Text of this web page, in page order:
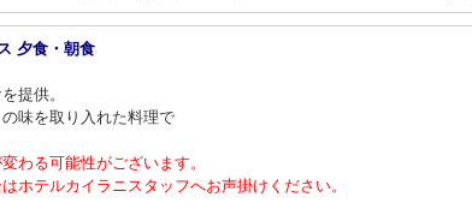
夕食・朝食
提供。
味を取り入れた料理で
わる可能性がございます。
ホテルカイラニスタッフへお声掛けください。